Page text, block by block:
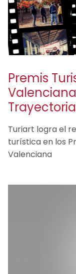
Premis
Turiart logra el
turística en los
Valenciana